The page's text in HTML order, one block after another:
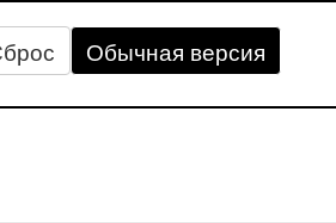
Обычная версия